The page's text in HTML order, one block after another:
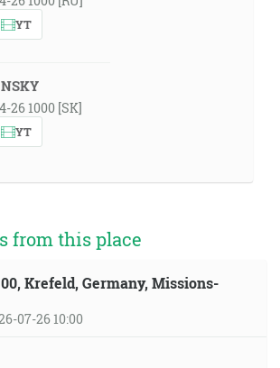
YT
26 1000 [SK]
YT
from this place
Krefeld, Germany, Missions-
07-26 10:00